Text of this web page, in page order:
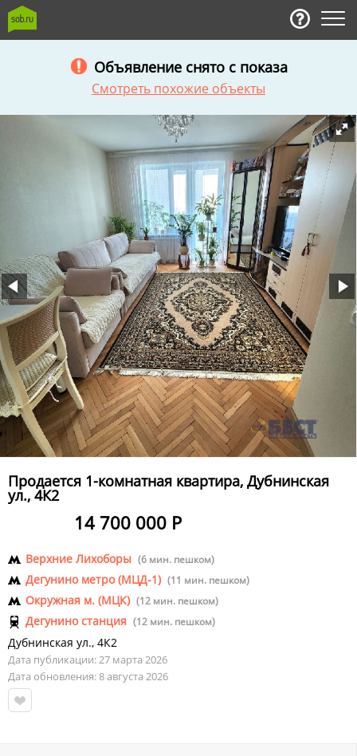
Объявление снято с показа
Смотреть похожие объекты
Продается 1-комнатная квартира, Дубнинская
ул., 4К2
14 700 000 Р
Верхние Лихоборы (6 мин. пешком)
Дегунино метро (МЦД-1) (11 мин. пешком)
Окружная м. (МЦК) (12 мин. пешком)
Дегунино станция (12 мин. пешком)
Дубнинская ул., 4К2
Дата публикации: 27 марта 2026
Дата обновления: 8 августа 2026